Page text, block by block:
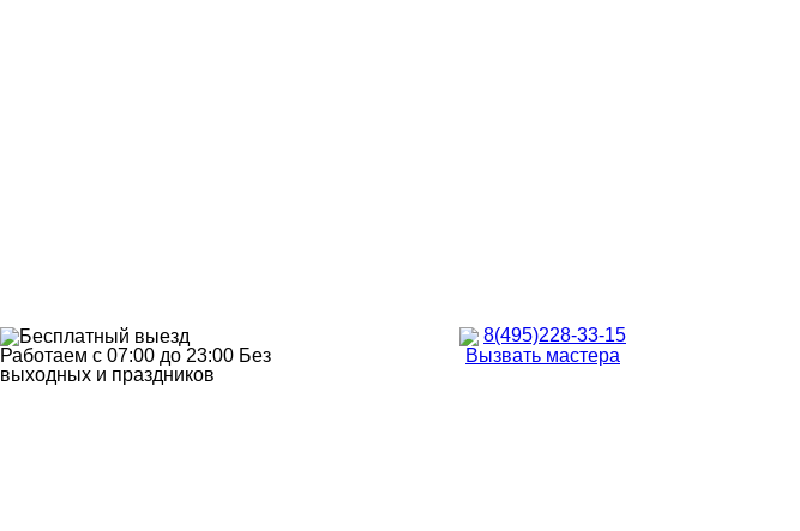
Работаем с 07:00 до 23:00 Без
выходных и праздников
8(495)228-33-15
Вызвать мастера